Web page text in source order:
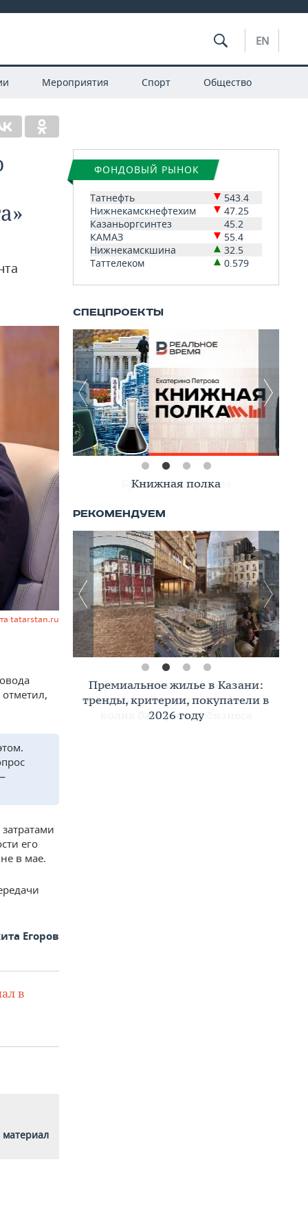
EN
Мероприятия Спорт Общество
tatarstan.ru
его
в мае.
Егоров
в
материал
ФОНДОВЫЙ РЫНОК
Татнефть
543.4
Нижнекамскнефтехим
47.25
Казаньоргсинтез
45.2
КАМАЗ
55.4
Нижнекамскшина
32.5
Таттелеком
0.579
Книжная полка
Премиальное жилье в Казани:
тренды, критерии, покупатели в
2026 году